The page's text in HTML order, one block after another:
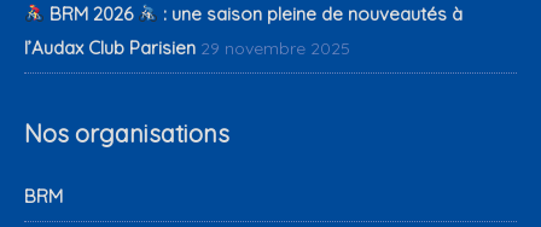
BRM 2026
: une saison pleine de nouveautés à
l’Audax Club Parisien 29 novembre 2025
Nos organisations
BRM